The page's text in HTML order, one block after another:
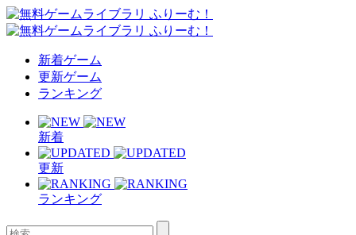
新着ゲーム
更新ゲーム
ランキング
新着
更新
ランキング